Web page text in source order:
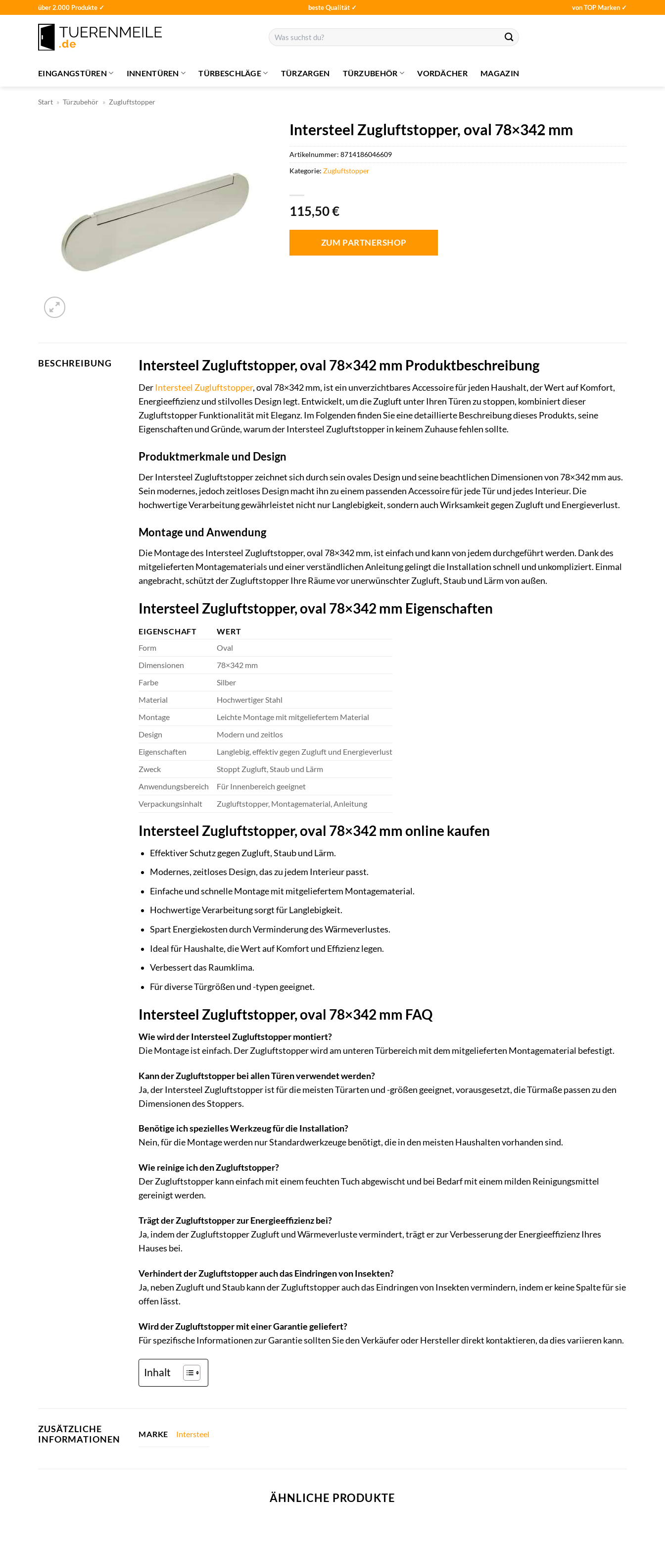
über 2.000 Produkte ✓ beste Qualität ✓ von TOP Marken ✓
Suchen
nach:
EINGANGSTÜREN INNENTÜREN TÜRBESCHLÄGE TÜRZARGEN TÜRZUBEHÖR VORDÄCHER MAGAZIN
Start » Türzubehör » Zugluftstopper
Intersteel Zugluftstopper, oval 78×342 mm
115,50€
ZUM PARTNERSHOP
Artikelnummer:8714186046609
Kategorie:Zugluftstopper
BESCHREIBUNG Intersteel Zugluftstopper, oval 78×342 mm Produktbeschreibung
DerIntersteel Zugluftstopper, oval 78×342 mm, ist ein unverzichtbares Accessoire für jeden Haushalt, der Wert auf Komfort,
Energieeffizienz und stilvolles Design legt. Entwickelt, um die Zugluft unter Ihren Türen zu stoppen, kombiniert dieser
Zugluftstopper Funktionalität mit Eleganz. Im Folgenden finden Sie eine detaillierte Beschreibung dieses Produkts, seine
Eigenschaften und Gründe, warum der Intersteel Zugluftstopper in keinem Zuhause fehlen sollte.
Produktmerkmale und Design
Der Intersteel Zugluftstopper zeichnet sich durch sein ovales Design und seine beachtlichen Dimensionen von 78×342 mm aus.
Sein modernes, jedoch zeitloses Design macht ihn zu einem passenden Accessoire für jede Tür und jedes Interieur. Die
hochwertige Verarbeitung gewährleistet nicht nur Langlebigkeit, sondern auch Wirksamkeit gegen Zugluft und Energieverlust.
Montage und Anwendung
Die Montage des Intersteel Zugluftstopper, oval 78×342 mm, ist einfach und kann von jedem durchgeführt werden. Dank des
mitgelieferten Montagematerials und einer verständlichen Anleitung gelingt die Installation schnell und unkompliziert. Einmal
angebracht, schützt der Zugluftstopper Ihre Räume vor unerwünschter Zugluft, Staub und Lärm von außen.
Intersteel Zugluftstopper, oval 78×342 mm Eigenschaften
EIGENSCHAFT
WERT
Form
Oval
Dimensionen
78×342 mm
Farbe
Silber
Material
Hochwertiger Stahl
Montage
Leichte Montage mit mitgeliefertem Material
Design
Modern und zeitlos
Eigenschaften
Langlebig, effektiv gegen Zugluft und Energieverlust
Zweck
Stoppt Zugluft, Staub und Lärm
Anwendungsbereich
Für Innenbereich geeignet
Verpackungsinhalt
Zugluftstopper, Montagematerial, Anleitung
Intersteel Zugluftstopper, oval 78×342 mm online kaufen
Effektiver Schutz gegen Zugluft, Staub und Lärm.
Modernes, zeitloses Design, das zu jedem Interieur passt.
Einfache und schnelle Montage mit mitgeliefertem Montagematerial.
Hochwertige Verarbeitung sorgt für Langlebigkeit.
Spart Energiekosten durch Verminderung des Wärmeverlustes.
Ideal für Haushalte, die Wert auf Komfort und Effizienz legen.
Verbessert das Raumklima.
Für diverse Türgrößen und -typen geeignet.
Intersteel Zugluftstopper, oval 78×342 mm FAQ
Wie wird der Intersteel Zugluftstopper montiert?
Die Montage ist einfach. Der Zugluftstopper wird am unteren Türbereich mit dem mitgelieferten Montagematerial befestigt.
Kann der Zugluftstopper bei allen Türen verwendet werden?
Ja, der Intersteel Zugluftstopper ist für die meisten Türarten und -größen geeignet, vorausgesetzt, die Türmaße passen zu den
Dimensionen des Stoppers.
Benötige ich spezielles Werkzeug für die Installation?
Nein, für die Montage werden nur Standardwerkzeuge benötigt, die in den meisten Haushalten vorhanden sind.
Wie reinige ich den Zugluftstopper?
Der Zugluftstopper kann einfach mit einem feuchten Tuch abgewischt und bei Bedarf mit einem milden Reinigungsmittel
gereinigt werden.
Trägt der Zugluftstopper zur Energieeffizienz bei?
Ja, indem der Zugluftstopper Zugluft und Wärmeverluste vermindert, trägt er zur Verbesserung der Energieeffizienz Ihres
Hauses bei.
Verhindert der Zugluftstopper auch das Eindringen von Insekten?
Ja, neben Zugluft und Staub kann der Zugluftstopper auch das Eindringen von Insekten vermindern, indem er keine Spalte für sie
offen lässt.
Wird der Zugluftstopper mit einer Garantie geliefert?
Für spezifische Informationen zur Garantie sollten Sie den Verkäufer oder Hersteller direkt kontaktieren, da dies variieren kann.
Inhalt
ZUSÄTZLICHE
INFORMATIONEN
MARKE Intersteel
ÄHNLICHE PRODUKTE